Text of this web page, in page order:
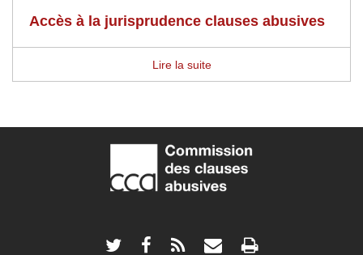
Accès à la jurisprudence clauses abusives
Lire la suite